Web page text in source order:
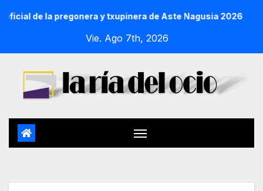
y txupinera de Aste Nagusia 2026 La
Vie. Ago 7th, 2026